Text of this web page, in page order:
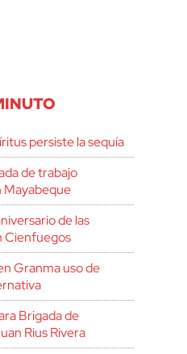
persiste la sequía
de trabajo
Mayabeque
de las
Cienfuegos
Granma uso de
Brigada de
Rius Rivera